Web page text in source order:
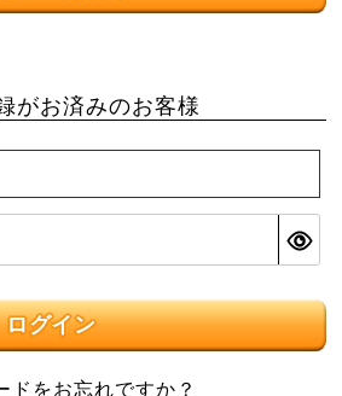
がお済みのお客様
ログイン
ドをお忘れですか？